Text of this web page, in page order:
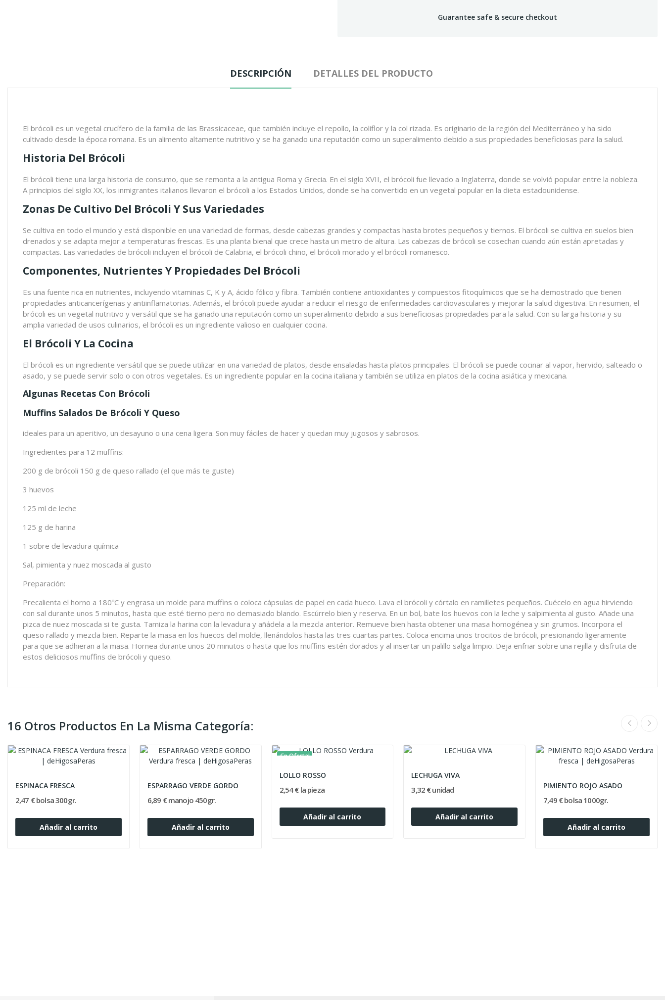
Guarantee safe & secure checkout
DESCRIPCIÓN DETALLES DEL PRODUCTO
El brócoli es un vegetal crucífero de la familia de las Brassicaceae, que también incluye el repollo, la coliflor y la col rizada. Es originario de la región del Mediterráneo y ha sido
cultivado desde la época romana. Es un alimento altamente nutritivo y se ha ganado una reputación como un superalimento debido a sus propiedades beneficiosas para la salud.
Historia Del Brócoli
El brócoli tiene una larga historia de consumo, que se remonta a la antigua Roma y Grecia. En el siglo XVII, el brócoli fue llevado a Inglaterra, donde se volvió popular entre la nobleza.
A principios del siglo XX, los inmigrantes italianos llevaron el brócoli a los Estados Unidos, donde se ha convertido en un vegetal popular en la dieta estadounidense.
Zonas De Cultivo Del Brócoli Y Sus Variedades
Se cultiva en todo el mundo y está disponible en una variedad de formas, desde cabezas grandes y compactas hasta brotes pequeños y tiernos. El brócoli se cultiva en suelos bien
drenados y se adapta mejor a temperaturas frescas. Es una planta bienal que crece hasta un metro de altura. Las cabezas de brócoli se cosechan cuando aún están apretadas y
compactas. Las variedades de brócoli incluyen el brócoli de Calabria, el brócoli chino, el brócoli morado y el brócoli romanesco.
Componentes, Nutrientes Y Propiedades Del Brócoli
Es una fuente rica en nutrientes, incluyendo vitaminas C, K y A, ácido fólico y fibra. También contiene antioxidantes y compuestos fitoquímicos que se ha demostrado que tienen
propiedades anticancerígenas y antiinflamatorias. Además, el brócoli puede ayudar a reducir el riesgo de enfermedades cardiovasculares y mejorar la salud digestiva. En resumen, el
brócoli es un vegetal nutritivo y versátil que se ha ganado una reputación como un superalimento debido a sus beneficiosas propiedades para la salud. Con su larga historia y su
amplia variedad de usos culinarios, el brócoli es un ingrediente valioso en cualquier cocina.
El Brócoli Y La Cocina
El brócoli es un ingrediente versátil que se puede utilizar en una variedad de platos, desde ensaladas hasta platos principales. El brócoli se puede cocinar al vapor, hervido, salteado o
asado, y se puede servir solo o con otros vegetales. Es un ingrediente popular en la cocina italiana y también se utiliza en platos de la cocina asiática y mexicana.
Algunas Recetas Con Brócoli
Muffins Salados De Brócoli Y Queso
ideales para un aperitivo, un desayuno o una cena ligera. Son muy fáciles de hacer y quedan muy jugosos y sabrosos.
Ingredientes para 12 muffins:
200 g de brócoli 150 g de queso rallado (el que más te guste)
3 huevos
125 ml de leche
125 g de harina
1 sobre de levadura química
Sal, pimienta y nuez moscada al gusto
Preparación:
Precalienta el horno a 180ºC y engrasa un molde para muffins o coloca cápsulas de papel en cada hueco. Lava el brócoli y córtalo en ramilletes pequeños. Cuécelo en agua hirviendo
con sal durante unos 5 minutos, hasta que esté tierno pero no demasiado blando. Escúrrelo bien y reserva. En un bol, bate los huevos con la leche y salpimienta al gusto. Añade una
pizca de nuez moscada si te gusta. Tamiza la harina con la levadura y añádela a la mezcla anterior. Remueve bien hasta obtener una masa homogénea y sin grumos. Incorpora el
queso rallado y mezcla bien. Reparte la masa en los huecos del molde, llenándolos hasta las tres cuartas partes. Coloca encima unos trocitos de brócoli, presionando ligeramente
para que se adhieran a la masa. Hornea durante unos 20 minutos o hasta que los muffins estén dorados y al insertar un palillo salga limpio. Deja enfriar sobre una rejilla y disfruta de
estos deliciosos muffins de brócoli y queso.
16 Otros Productos En La Misma Categoría:
ESPINACA FRESCA
2,47 € bolsa 300gr.
Añadir al carrito
ESPARRAGO VERDE GORDO
6,89 € manojo 450gr.
Añadir al carrito
¡En Oferta!
LOLLO ROSSO
2,54 € la pieza
Añadir al carrito
LECHUGA VIVA
3,32 € unidad
Añadir al carrito
PIMIENTO ROJO ASADO
7,49 € bolsa 1000gr.
Añadir al carrito